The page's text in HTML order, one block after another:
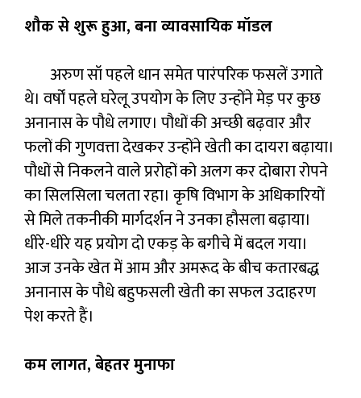
शौक से शुरू हुआ, बना व्यावसायिक मॉडल
अरुण सॉ पहले धान समेत पारंपरिक फसलें उगाते
थे। वर्षों पहले घरेलू उपयोग के लिए उन्होंने मेड़ पर कुछ
अनानास के पौधे लगाए। पौधों की अच्छी बढ़वार और
फलों की गुणवत्ता देखकर उन्होंने खेती का दायरा बढ़ाया।
पौधों से निकलने वाले प्ररोहों को अलग कर दोबारा रोपने
का सिलसिला चलता रहा। कृषि विभाग के अधिकारियों
से मिले तकनीकी मार्गदर्शन ने उनका हौसला बढ़ाया।
धीरे-धीरे यह प्रयोग दो एकड़ के बगीचे में बदल गया।
आज उनके खेत में आम और अमरूद के बीच कतारबद्ध
अनानास के पौधे बहुफसली खेती का सफल उदाहरण
पेश करते हैं।
कम लागत, बेहतर मुनाफा